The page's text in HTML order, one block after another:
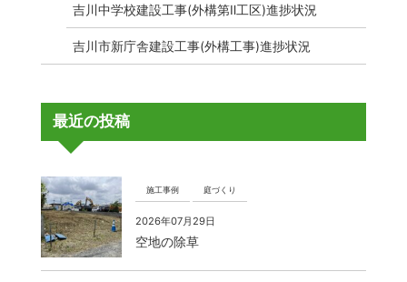
吉川中学校建設工事(外構第Ⅱ工区)進捗状況
吉川市新庁舎建設工事(外構工事)進捗状況
最近の投稿
施工事例 庭づくり
2026年07月29日
空地の除草